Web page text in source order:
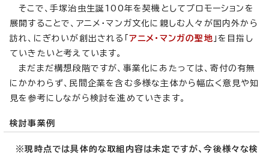
そこで、手塚治虫生誕100年を契機としてプロモーションを
展開することで、アニメ・マンガ文化に親しむ人々が国内外から
訪れ、にぎわいが創出される「 アニメ・マンガの聖地 」を目指し
ていきたいと考えています。
まだまだ構想段階ですが、事業化にあたっては、寄付の有無
にかかわらず、民間企業を含む多様な主体から幅広く意見や知
見を参考にしながら検討を進めていきます。
検討事業例
※現時点では具体的な取組内容は未定ですが、今後様々な検